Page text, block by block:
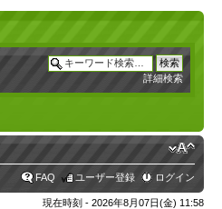
詳細検索
FAQ ユーザー登録 ログイン
現在時刻 - 2026年8月07日(金) 11:58